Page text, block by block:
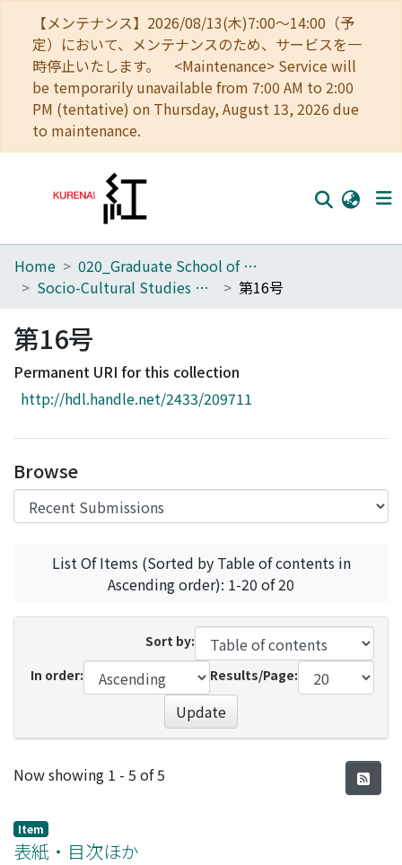
【メンテナンス】2026/08/13(木)7:00～14:00（予
定）において、メンテナンスのため、サービスを一
時停止いたします。 <Maintenance> Service will
be temporarily unavailable from 7:00 AM to 2:00
PM (tentative) on Thursday, August 13, 2026 due
to maintenance.
Home
Browse
Download Ranking
Access Statistics
Home
020_Graduate School of Education
Socio-Cultural Studies of Education
第16号
第16号
Permanent URI for this collection
http://hdl.handle.net/2433/209711
Browse
List Of Items (Sorted by Table of contents in
Ascending order): 1-20 of 20
Sort by:
In order:
Results/Page:
Update
Recent Submissions
Now showing 1 - 5 of 5
Item
表紙・目次ほか